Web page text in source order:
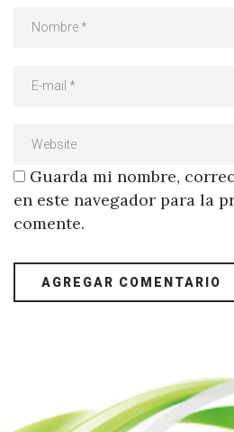
Guarda mi nombre,
en este navegador para la
comente.